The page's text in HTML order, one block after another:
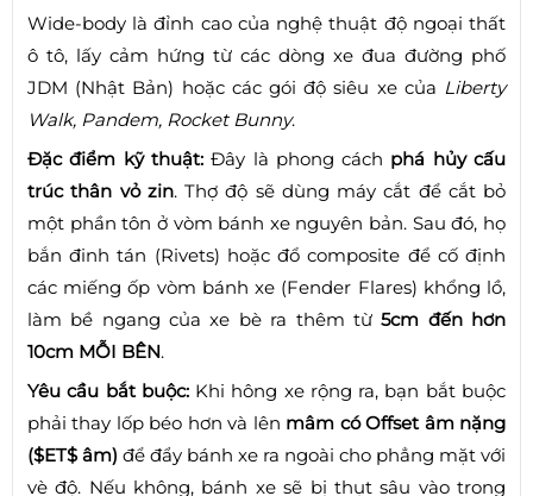
Wide-body là đỉnh cao của nghệ thuật độ ngoại thất
ô tô, lấy cảm hứng từ các dòng xe đua đường phố
JDM (Nhật Bản) hoặc các gói độ siêu xe của Liberty
Walk, Pandem, Rocket Bunny.
Đặc điểm kỹ thuật:Đây là phong cách phá hủy cấu
trúc thân vỏ zin. Thợ độ sẽ dùng máy cắt để cắt bỏ
một phần tôn ở vòm bánh xe nguyên bản. Sau đó, họ
bắn đinh tán (Rivets) hoặc đổ composite để cố định
các miếng ốp vòm bánh xe (Fender Flares) khổng lồ,
làm bề ngang của xe bè ra thêm từ5cm đến hơn
10cm MỖI BÊN.
Yêu cầu bắt buộc:Khi hông xe rộng ra, bạn bắt buộc
phải thay lốp béo hơn và lên mâm có Offset âm nặng
($ET$ âm) để đẩy bánh xe ra ngoài cho phẳng mặt với
vè độ. Nếu không, bánh xe sẽ bị thụt sâu vào trong